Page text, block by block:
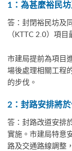
1 ：為甚麼裕民
答：封閉裕民坊及
（KTTC 2.0）項
市建局提前為項目
場後處理相關工程
的步伐。
2 ：封路安排將
答：封路改道安排
實施。市建局特意
路及交通路線調整